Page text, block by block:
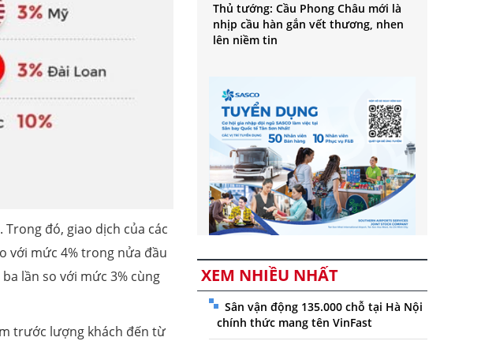
đó, giao dịch của các
với mức 4% trong nửa đầu
lần so với mức 3% cùng
trước lượng khách đến từ
Thủ tướng: Cầu Phong Châu mới là
nhịp cầu hàn gắn vết thương, nhen
lên niềm tin
XEM NHIỀU NHẤT
Sân vận động 135.000 chỗ tại Hà Nội
chính thức mang tên VinFast